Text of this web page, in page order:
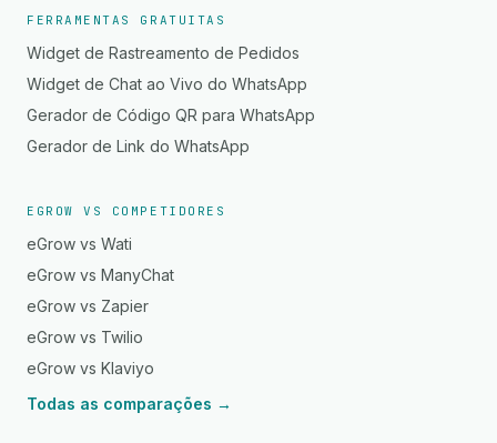
FERRAMENTAS GRATUITAS
Widget de Rastreamento de Pedidos
Widget de Chat ao Vivo do WhatsApp
Gerador de Código QR para WhatsApp
Gerador de Link do WhatsApp
EGROW VS COMPETIDORES
eGrow vs Wati
eGrow vs ManyChat
eGrow vs Zapier
eGrow vs Twilio
eGrow vs Klaviyo
Todas as comparações →